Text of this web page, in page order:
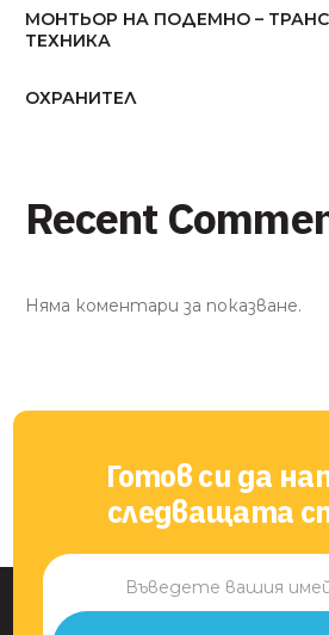
МОНТЬОР НА ПОДЕМНО –
ТЕХНИКА
ОХРАНИТЕЛ
Recent
Няма коментари за показване.
Готов си да
следващата